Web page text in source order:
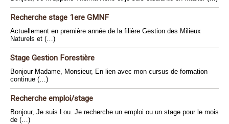
Recherche stage 1ere GMNF
Actuellement en première année de la filière Gestion des Milieux
Naturels et (…)
Stage Gestion Forestière
Bonjour Madame, Monsieur, En lien avec mon cursus de formation
continue (…)
Recherche emploi/stage
Bonjour, Je suis Lou. Je recherche un emploi ou un stage pour le mois
de (…)